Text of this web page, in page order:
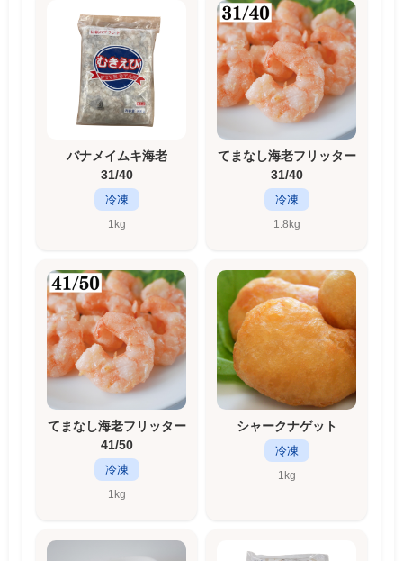
バナメイムキ海老
31/40
冷凍
1kg
てまなし海老フリッター
31/40
冷凍
1.8kg
てまなし海老フリッター
41/50
冷凍
1kg
シャークナゲット
冷凍
1kg